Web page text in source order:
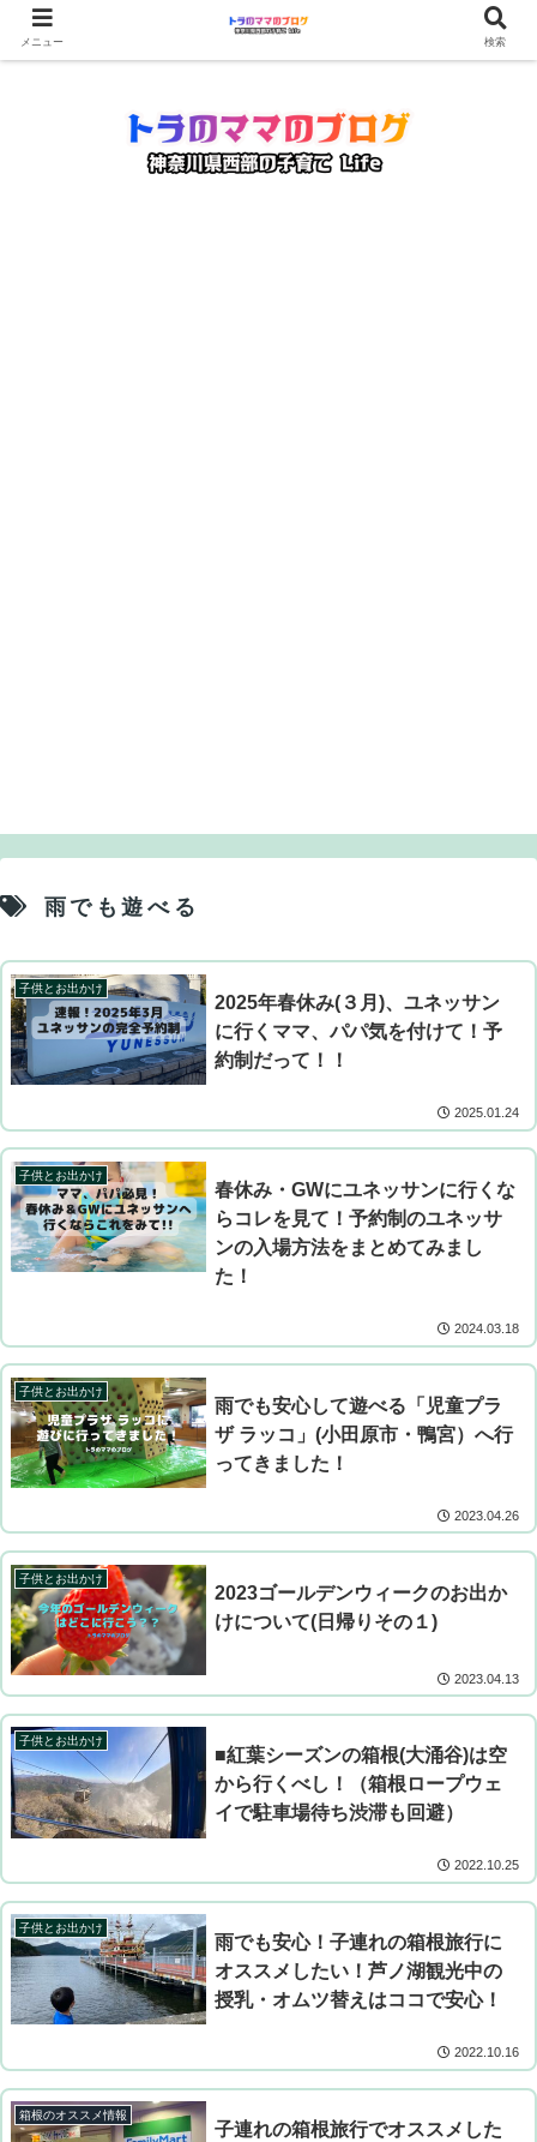
雨でも遊べる
子供とお出かけ
2025年春休み(３月)、ユネッサン
に行くママ、パパ気を付けて！予
約制だって！！
2025.01.24
子供とお出かけ
春休み・GWにユネッサンに行くな
らコレを見て！予約制のユネッサ
ンの入場方法をまとめてみまし
た！
2024.03.18
子供とお出かけ
雨でも安心して遊べる「児童プラ
ザ ラッコ」(小田原市・鴨宮）へ行
ってきました！
2023.04.26
子供とお出かけ
2023ゴールデンウィークのお出か
けについて(日帰りその１)
2023.04.13
子供とお出かけ
■紅葉シーズンの箱根(大涌谷)は空
から行くべし！（箱根ロープウェ
イで駐車場待ち渋滞も回避）
2022.10.25
子供とお出かけ
雨でも安心！子連れの箱根旅行に
オススメしたい！芦ノ湖観光中の
授乳・オムツ替えはココで安心！
2022.10.16
箱根のオススメ情報
子連れの箱根旅行でオススメした
メニュー 検索